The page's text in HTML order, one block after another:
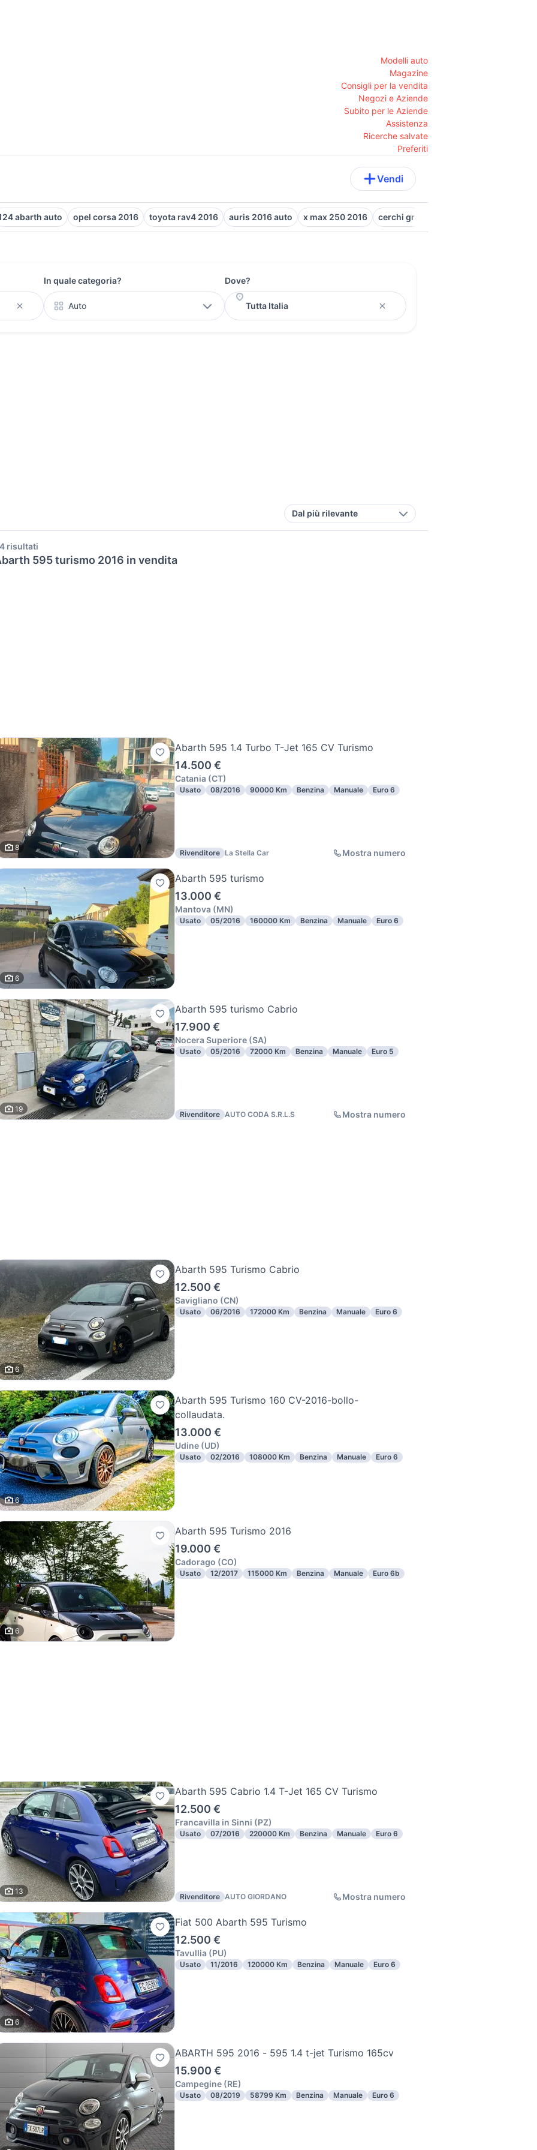
Modelli auto
Magazine
Consigli per la vendita
Negozi e Aziende
Subito per le Aziende
Assistenza
Ricerche salvate
Preferiti
Vendi
abarth auto opel corsa 2016 toyota rav4 2016 auris 2016 auto x max 250 2016 cerchi grande punto abarth
In quale categoria?
Auto
Dove?
Dal più rilevante
risultati
595 turismo 2016 in vendita
8
Abarth 595 1.4 Turbo T-Jet 165 CV Turismo
14.500 €
Catania (CT)
Usato 08/2016 90000 Km Benzina Manuale Euro 6
Rivenditore La Stella Car Mostra numero
6
Abarth 595 turismo
13.000 €
Mantova (MN)
Usato 05/2016 160000 Km Benzina Manuale Euro 6
19
Abarth 595 turismo Cabrio
17.900 €
Nocera Superiore (SA)
Usato 05/2016 72000 Km Benzina Manuale Euro 5
Rivenditore AUTO CODA S.R.L.S Mostra numero
6
Abarth 595 Turismo Cabrio
12.500 €
Savigliano (CN)
Usato 06/2016 172000 Km Benzina Manuale Euro 6
6
Abarth 595 Turismo 160 CV-2016-bollo-
collaudata.
13.000 €
Udine (UD)
Usato 02/2016 108000 Km Benzina Manuale Euro 6
6
Abarth 595 Turismo 2016
19.000 €
Cadorago (CO)
Usato 12/2017 115000 Km Benzina Manuale Euro 6b
13
Abarth 595 Cabrio 1.4 T-Jet 165 CV Turismo
12.500 €
Francavilla in Sinni (PZ)
Usato 07/2016 220000 Km Benzina Manuale Euro 6
Rivenditore AUTO GIORDANO Mostra numero
6
Fiat 500 Abarth 595 Turismo
12.500 €
Tavullia (PU)
Usato 11/2016 120000 Km Benzina Manuale Euro 6
ABARTH 595 2016 - 595 1.4 t-jet Turismo 165cv
15.900 €
Campegine (RE)
Usato 08/2019 58799 Km Benzina Manuale Euro 6